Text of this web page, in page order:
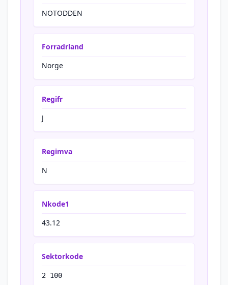
NOTODDEN
Forradrland
Norge
Regifr
J
Regimva
N
Nkode1
43.12
Sektorkode
2 100